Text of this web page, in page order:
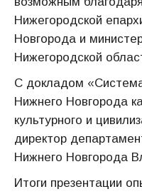
Нижегородской
Новгорода и
Нижегородской
С докладом
Нижнего Новгорода
культурного и
директор
Нижнего Новгорода
Итоги презентации